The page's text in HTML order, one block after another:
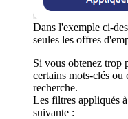
Dans l'exemple ci-
seules les offres
Si vous obtenez trop
certains mots-clés ou
recherche.
Les filtres appliqués
suivante :